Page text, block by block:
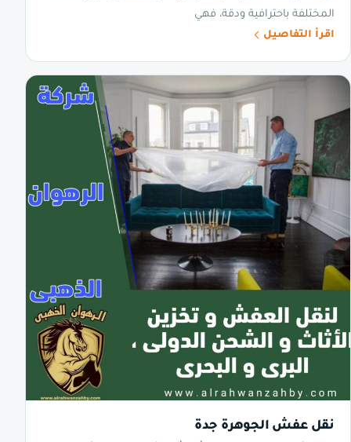
المختلفة باحترافية ودقة، فهي
اقرأ التفاصيل
نقل عفش الجوهرة جدة